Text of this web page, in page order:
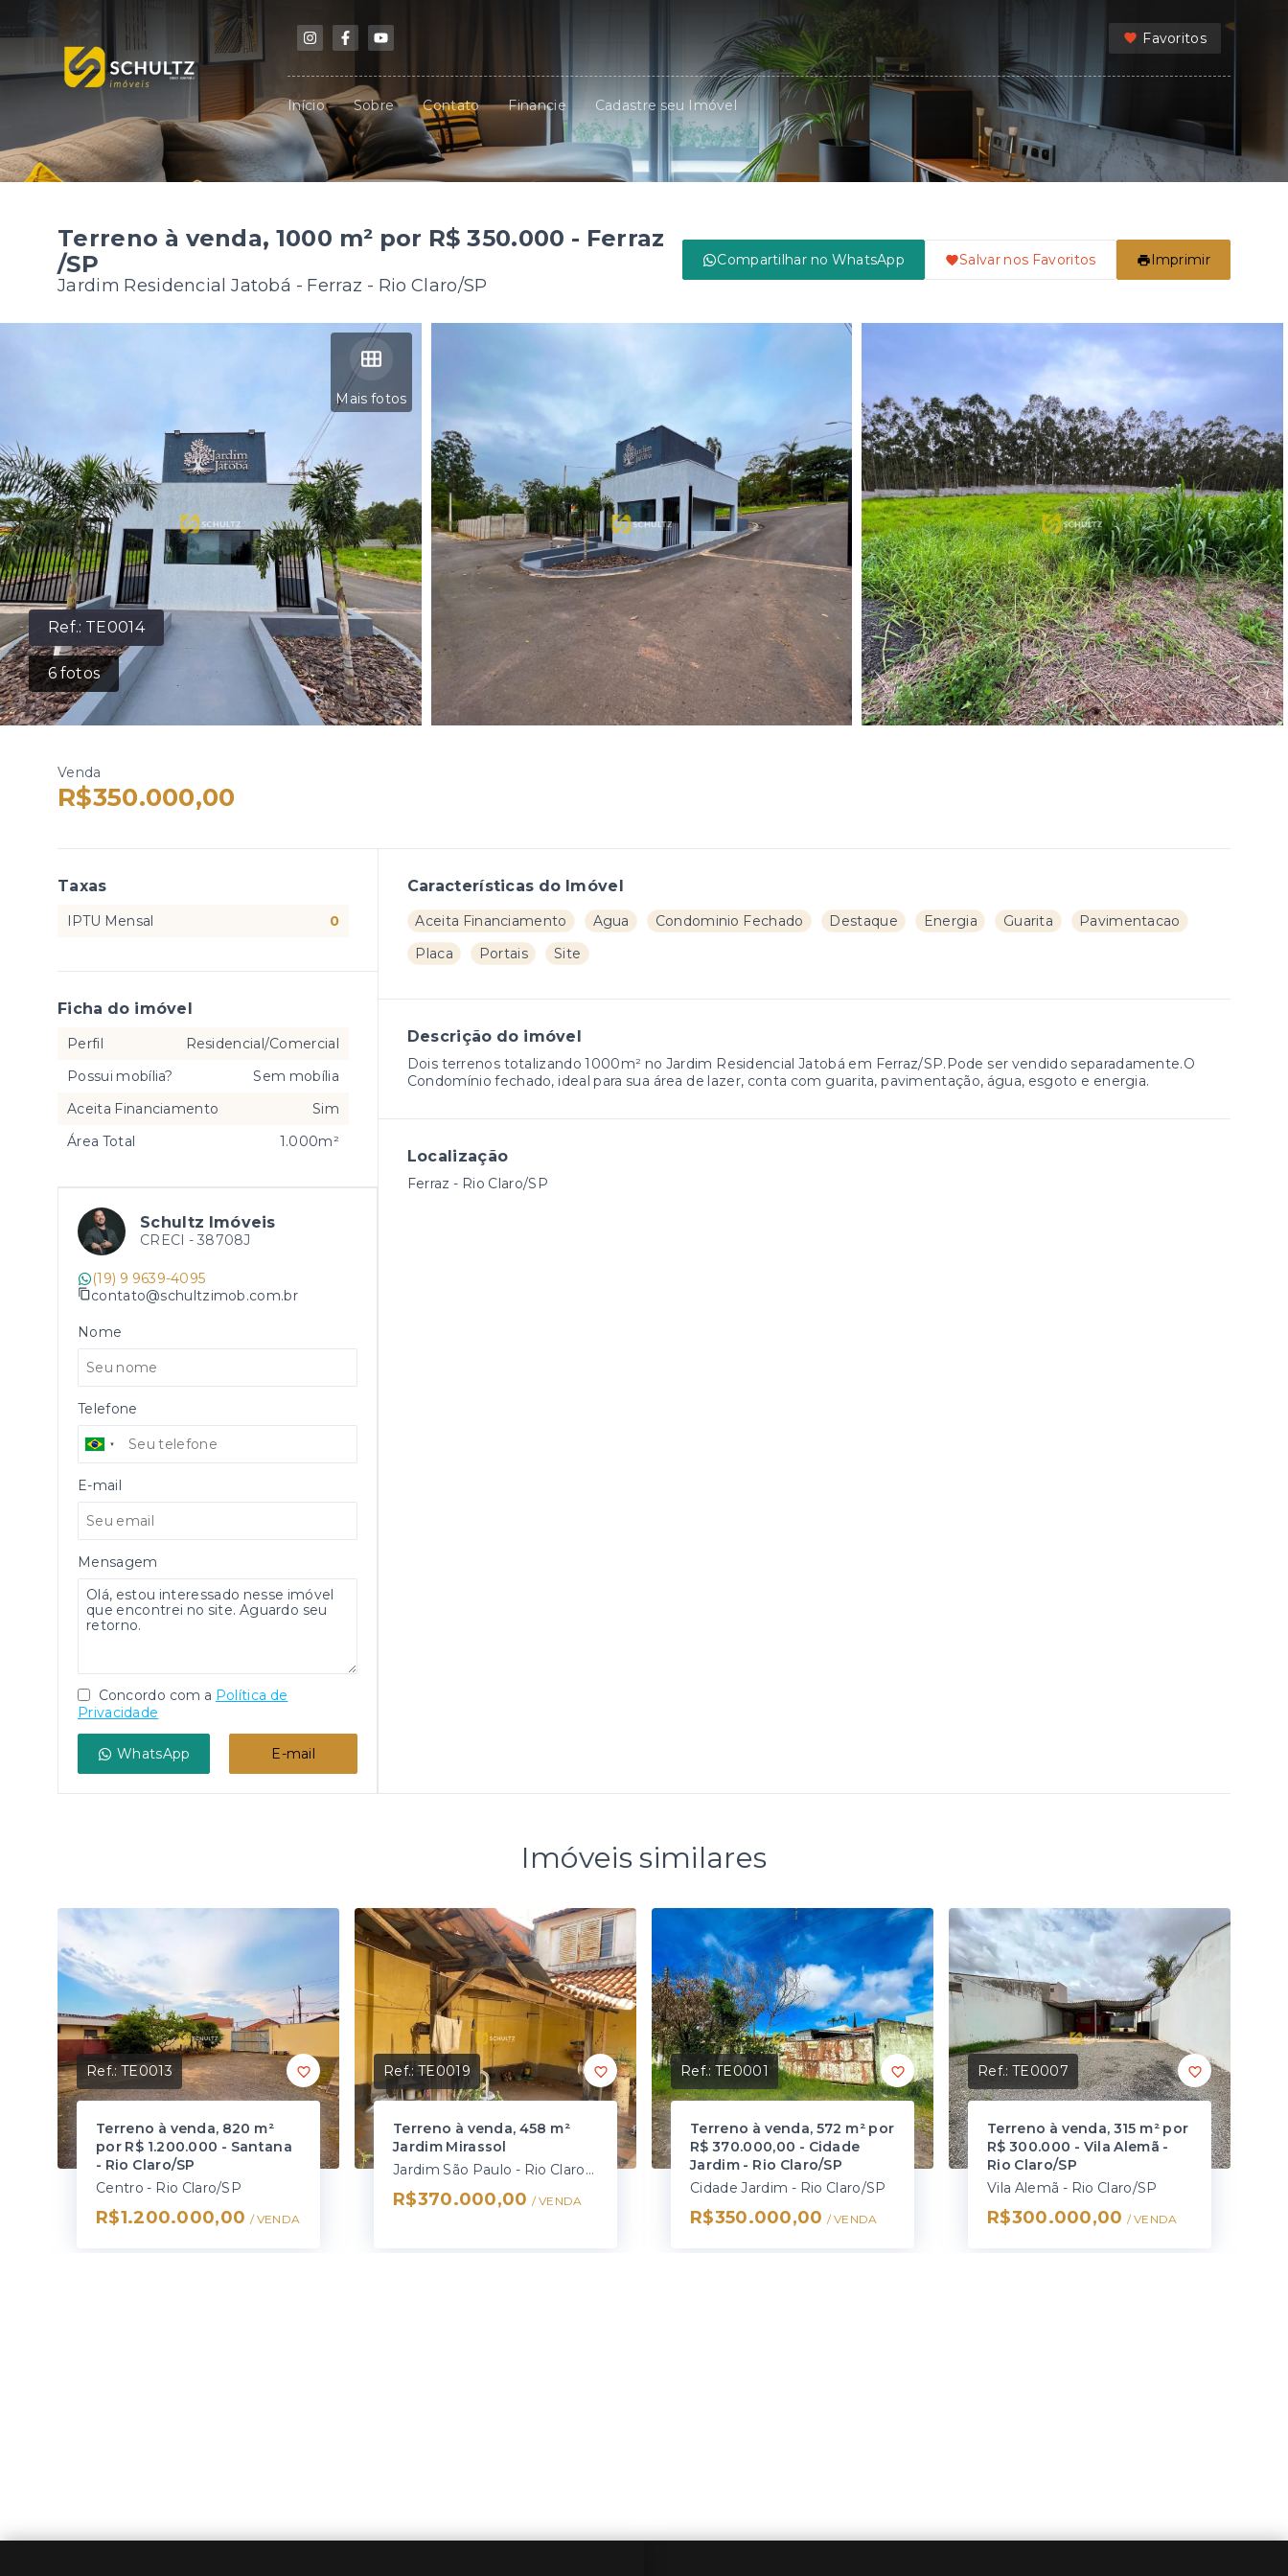
Favoritos
Início Sobre Contato Financie Cadastre seu Imóvel
Terreno à venda, 1000 m² por R$ 350.000 - Ferraz
/SP
Jardim Residencial Jatobá - Ferraz - Rio Claro/SP
Compartilhar no WhatsApp Salvar nos Favoritos Imprimir
Ref.: TE0014
6 fotos
Mais fotos
Venda
R$350.000,00
Características do Imóvel
Aceita Financiamento Agua Condominio Fechado Destaque Energia Guarita
Pavimentacao
Placa
Portais Site
Descrição do imóvel
Dois terrenos totalizando 1000m² no Jardim Residencial Jatobá em Ferraz/SP.Pode ser vendido separadamente.O
Condomínio fechado, ideal para sua área de lazer, conta com guarita, pavimentação, água, esgoto e energia.
Localização
Ferraz - Rio Claro/SP
Taxas
IPTU Mensal 0
Ficha do imóvel
Perfil
Residencial/Comercial
Possui mobília?
Sem mobília
Aceita Financiamento
Sim
Área Total
1.000m²
Schultz Imóveis
CRECI - 38708J
(19) 9 9639-4095
contato@schultzimob.com.br
Nome
Telefone
E-mail
Mensagem
Concordo com a Política de
Privacidade
WhatsApp E-mail
Imóveis similares
Ref.:TE0013
Terreno à venda, 820 m²
por R$ 1.200.000 - Santana
- Rio Claro/SP
Centro - Rio Claro/SP
R$1.200.000,00 / VENDA
Ref.:TE0019
Terreno à venda, 458 m²
Jardim Mirassol
Jardim São Paulo - Rio Claro/SP
R$370.000,00 / VENDA
Ref.:TE0001
Terreno à venda, 572 m² por
R$ 370.000,00 - Cidade
Jardim - Rio Claro/SP
Cidade Jardim - Rio Claro/SP
R$350.000,00 / VENDA
Ref.:TE0007
Terreno à venda, 315 m² por
R$ 300.000 - Vila Alemã -
Rio Claro/SP
Vila Alemã - Rio Claro/SP
R$300.000,00 / VENDA